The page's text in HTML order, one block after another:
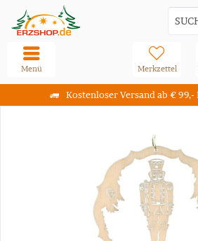
Kostenloser Versand ab €
Merkzettel
Menü